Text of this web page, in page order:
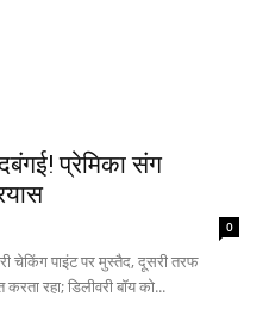
प्रेमिका संग
0
चेकिंग पाइंट पर मुस्तैद, दूसरी तरफ
रहा; डिलीवरी बॉय को...